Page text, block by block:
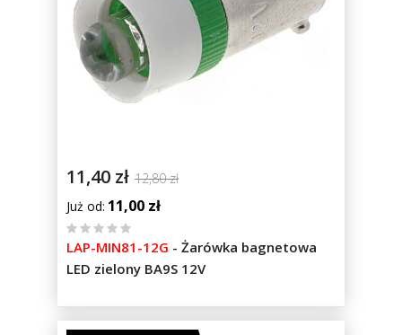
11,40 zł 12,80 zł
Już od 11,00 zł
%
100
LAP-MIN81-12G - Żarówka bagnetowa
LED zielony BA9S 12V